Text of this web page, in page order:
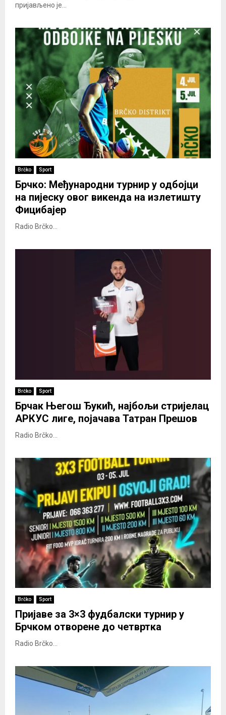
пријављено је...
Brčko Sport
Брчко: Међународни турнир у одбојци
на пијеску овог викенда на излетишту
Фицибајер
Radio Brčko...
Brčko Sport
Брчак Његош Ђукић, најбољи стријелац
АРКУС лиге, појачава Татран Прешов
Radio Brčko...
Brčko Sport
Пријаве за 3×3 фудбалски турнир у
Брчком отворене до четвртка
Radio Brčko...